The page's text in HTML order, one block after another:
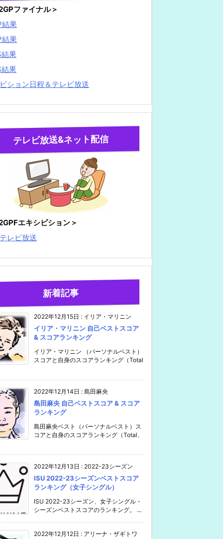
ファイナル＞
結果
結果
果
果
ション日程＆テレビ放送
テレビ放送&ネット配信
エキシビション＞
レビ放送
新着記事
2022年12月15日 : イリア・マリニン
イリア・マリニン 自己ベストスコア
& スコアランキング
イリア・マリニン （パーソナルベスト）
スコアと自身のスコアランキング（Total
2022年12月14日 : 島田麻央
島田麻央 自己ベストスコア & スコア
ランキング
島田麻央ベスト（パーソナルベスト）ス
コアと自身のスコアランキング（Total、
2022年12月13日 : 2022-23シーズン
ISU 2022-23シーズンベストスコア
ランキング（女子シングル）
ISU 2022-23シーズン、女子シングル・
シーズンベストスコアのランキング。 ...
2022年12月12日 : アリーナ・ザギトワ